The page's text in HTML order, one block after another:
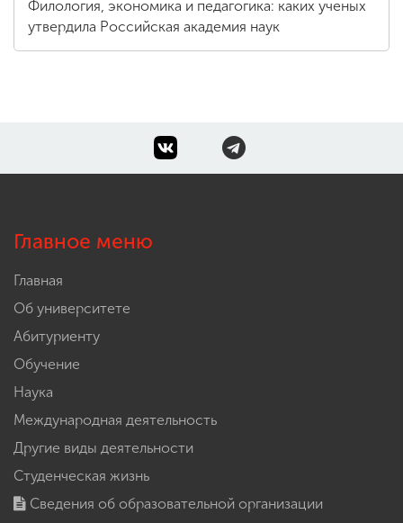
Филология, экономика и педагогика: каких ученых
утвердила Российская академия наук
Главное меню
Главная
Об университете
Абитуриенту
Обучение
Наука
Международная деятельность
Другие виды деятельности
Студенческая жизнь
Сведения об образовательной организации